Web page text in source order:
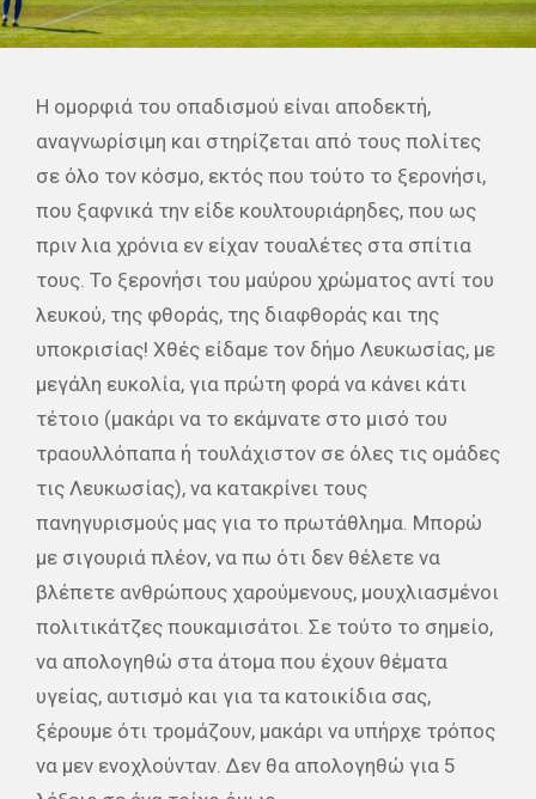
Η ομορφιά του οπαδισμού είναι αποδεκτή,
αναγνωρίσιμη και στηρίζεται από τους πολίτες
σε όλο τον κόσμο, εκτός που τούτο το ξερονήσι,
που ξαφνικά την είδε κουλτουριάρηδες, που ως
πριν λια χρόνια εν είχαν τουαλέτες στα σπίτια
τους. Το ξερονήσι του μαύρου χρώματος αντί του
λευκού, της φθοράς, της διαφθοράς και της
υποκρισίας! Χθές είδαμε τον δήμο Λευκωσίας, με
μεγάλη ευκολία, για πρώτη φορά να κάνει κάτι
τέτοιο (μακάρι να το εκάμνατε στο μισό του
τραουλλόπαπα ή τουλάχιστον σε όλες τις ομάδες
τις Λευκωσίας), να κατακρίνει τους
πανηγυρισμούς μας για το πρωτάθλημα. Μπορώ
με σιγουριά πλέον, να πω ότι δεν θέλετε να
βλέπετε ανθρώπους χαρούμενους, μουχλιασμένοι
πολιτικάτζες πουκαμισάτοι. Σε τούτο το σημείο,
να απολογηθώ στα άτομα που έχουν θέματα
υγείας, αυτισμό και για τα κατοικίδια σας,
ξέρουμε ότι τρομάζουν, μακάρι να υπήρχε τρόπος
να μεν ενοχλούνταν. Δεν θα απολογηθώ για 5